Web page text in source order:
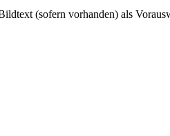
(sofern vorhanden) als